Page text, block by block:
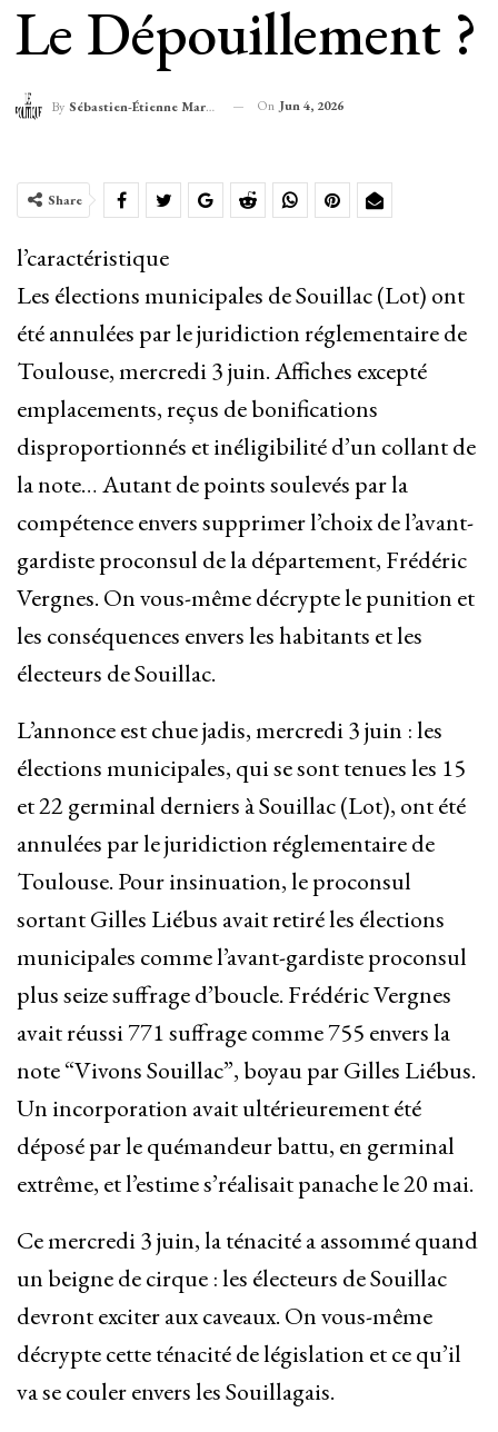
Le Dépouillement ?
By Sébastien-Étienne Marechal On Jun 4, 2026
Share
l’caractéristique
Les élections municipales de Souillac (Lot) ont
été annulées par le juridiction réglementaire de
Toulouse, mercredi 3 juin. Affiches excepté
emplacements, reçus de bonifications
disproportionnés et inéligibilité d’un collant de
la note… Autant de points soulevés par la
compétence envers supprimer l’choix de l’avant-
gardiste proconsul de la département, Frédéric
Vergnes. On vous-même décrypte le punition et
les conséquences envers les habitants et les
électeurs de Souillac.
L’annonce est chue jadis, mercredi 3 juin : les
élections municipales, qui se sont tenues les 15
et 22 germinal derniers à Souillac (Lot), ont été
annulées par le juridiction réglementaire de
Toulouse. Pour insinuation, le proconsul
sortant Gilles Liébus avait retiré les élections
municipales comme l’avant-gardiste proconsul
plus seize suffrage d’boucle. Frédéric Vergnes
avait réussi 771 suffrage comme 755 envers la
note “Vivons Souillac”, boyau par Gilles Liébus.
Un incorporation avait ultérieurement été
déposé par le quémandeur battu, en germinal
extrême, et l’estime s’réalisait panache le 20 mai.
Ce mercredi 3 juin, la ténacité a assommé quand
un beigne de cirque : les électeurs de Souillac
devront exciter aux caveaux. On vous-même
décrypte cette ténacité de législation et ce qu’il
va se couler envers les Souillagais.